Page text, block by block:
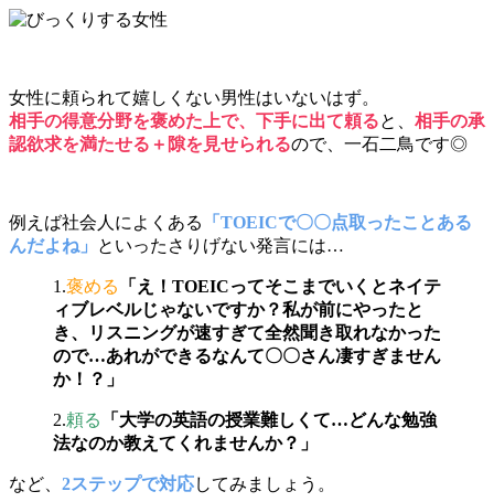
女性に頼られて嬉しくない男性はいないはず。
相手の得意分野を褒めた上で、下手に出て頼ると、 相手の承
認欲求を満たせる＋隙を見せられるので、一石二鳥です◎
例えば社会人によくある
「TOEICで〇〇点取ったことある
んだよね」
といったさりげない発言には…
1.褒める
「え！TOEICってそこまでいくとネイテ
ィブレベルじゃないですか？私が前にやったと
き、リスニングが速すぎて全然聞き取れなかった
ので…あれができるなんて〇〇さん凄すぎません
か！？」
2.頼る
「大学の英語の授業難しくて…どんな勉強
法なのか教えてくれませんか？」
など、 2ステップで対応してみましょう。